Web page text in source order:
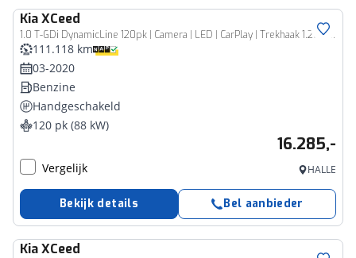
KiaXCeed
1.0 T-GDi DynamicLine 120pk | Camera | LED | CarPlay | Trekhaak 1.200 kg
111.118 km
03-2020
Benzine
Handgeschakeld
120 pk (88 kW)
16.285,-
Vergelijk HALLE
Bekijk details Bel aanbieder
KiaXCeed